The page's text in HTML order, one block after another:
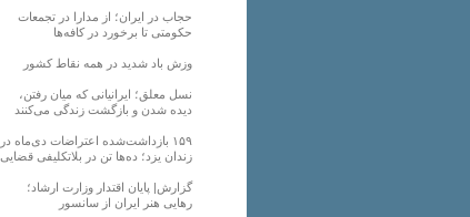
حجاب در ایران؛ از مدارا در تجمعات
حکومتی تا برخورد در کافه‌ها
وزش باد شدید در همه نقاط کشور
نسل معلق؛ ایرانیانی که میان رفتن،
دیده شدن و بازگشت زندگی می‌کنند
۱۵۹ بازداشت‌شده اعتراضات دی‌ماه در
زندان یزد؛ ده‌ها تن در بلاتکلیفی قضایی
گزارش| پایان اقتدار وزارت ارشاد؛
رهایی هنر ایران از سانسور